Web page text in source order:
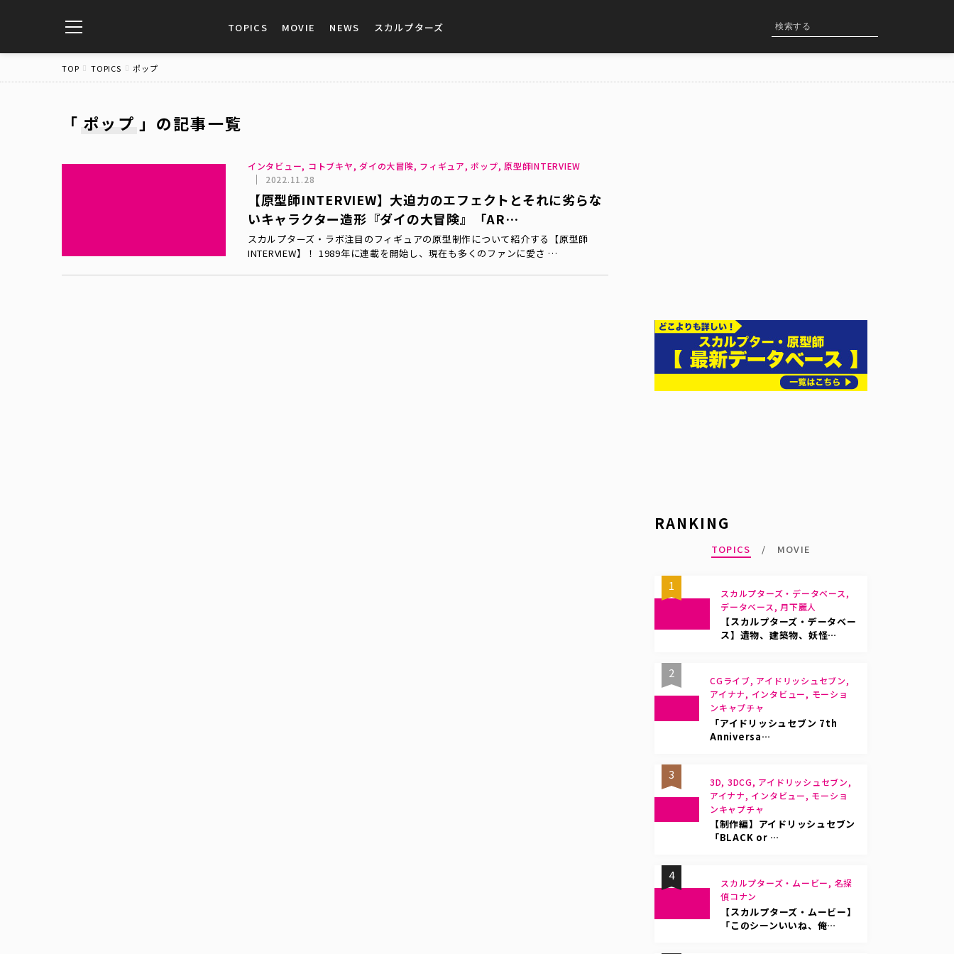
toggle
navigation
TOPICS MOVIE NEWS スカルプターズ
TOP TOPICS ポップ
「 ポップ 」 の記事一覧
インタビュー, コトブキヤ, ダイの大冒険, フィギュア, ポップ, 原型師INTERVIEW
2022.11.28
【原型師INTERVIEW】大迫力のエフェクトとそれに劣らな
いキャラクター造形『ダイの大冒険』「AR…
スカルプターズ・ラボ注目のフィギュアの原型制作について紹介する【原型師
INTERVIEW】！ 1989年に連載を開始し、現在も多くのファンに愛さ …
RANKING
TOPICS MOVIE
1
スカルプターズ・データベース,
データベース, 月下麗人
【スカルプターズ・データベー
ス】遺物、建築物、妖怪…
2
CGライブ, アイドリッシュセブン,
アイナナ, インタビュー, モーショ
ンキャプチャ
「アイドリッシュセブン 7th
Anniversa…
3
3D, 3DCG, アイドリッシュセブン,
アイナナ, インタビュー, モーショ
ンキャプチャ
【制作編】アイドリッシュセブン
「BLACK or …
4
スカルプターズ・ムービー, 名探
偵コナン
【スカルプターズ・ムービー】
「このシーンいいね、俺…